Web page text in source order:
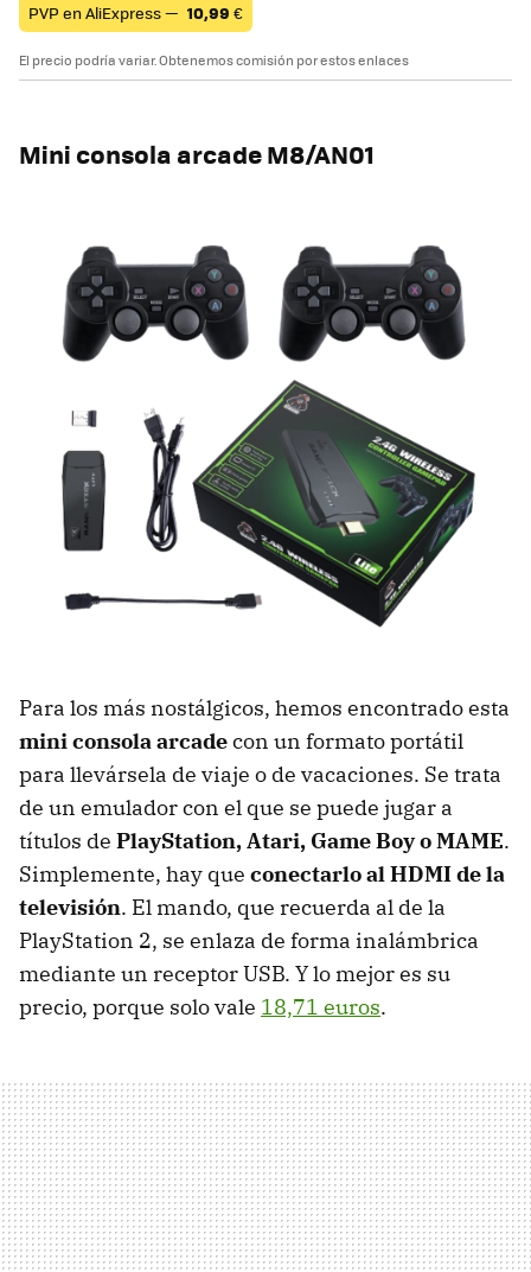
PVP en AliExpress — 10,99 €
El precio podría variar. Obtenemos comisión por estos enlaces
Mini consola arcade M8/AN01
Para los más nostálgicos, hemos encontrado esta
mini consola arcadecon un formato portátil
para llevársela de viaje o de vacaciones. Se trata
de un emulador con el que se puede jugar a
títulos de PlayStation, Atari, Game Boy o MAME.
Simplemente, hay que conectarlo al HDMI de la
televisión. El mando, que recuerda al de la
PlayStation 2, se enlaza de forma inalámbrica
mediante un receptor USB. Y lo mejor es su
precio, porque solo vale 18,71 euros.